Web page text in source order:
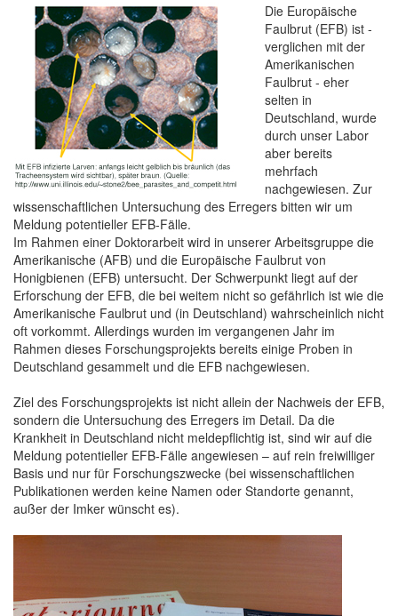
Die Europäische
Faulbrut (EFB) ist -
verglichen mit der
Amerikanischen
Faulbrut - eher
selten in
Deutschland, wurde
durch unser Labor
aber bereits
mehrfach
nachgewiesen. Zur
wissenschaftlichen Untersuchung des Erregers bitten wir um
Meldung potentieller EFB-Fälle.
Im Rahmen einer Doktorarbeit wird in unserer Arbeitsgruppe die
Amerikanische (AFB) und die Europäische Faulbrut von
Honigbienen (EFB) untersucht. Der Schwerpunkt liegt auf der
Erforschung der EFB, die bei weitem nicht so gefährlich ist wie die
Amerikanische Faulbrut und (in Deutschland) wahrscheinlich nicht
oft vorkommt. Allerdings wurden im vergangenen Jahr im
Rahmen dieses Forschungsprojekts bereits einige Proben in
Deutschland gesammelt und die EFB nachgewiesen.
Ziel des Forschungsprojekts ist nicht allein der Nachweis der EFB,
sondern die Untersuchung des Erregers im Detail. Da die
Krankheit in Deutschland nicht meldepflichtig ist, sind wir auf die
Meldung potentieller EFB-Fälle angewiesen – auf rein freiwilliger
Basis und nur für Forschungszwecke (bei wissenschaftlichen
Publikationen werden keine Namen oder Standorte genannt,
außer der Imker wünscht es).